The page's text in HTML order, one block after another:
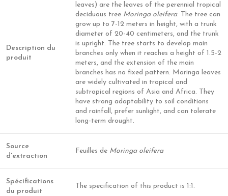
Description du
produit
leaves) are the leaves of the perennial tropical
deciduous tree Moringa oleifera. The tree can
grow up to 7-12 meters in height, with a trunk
diameter of 20-40 centimeters, and the trunk
is upright. The tree starts to develop main
branches only when it reaches a height of 1.5-2
meters, and the extension of the main
branches has no fixed pattern. Moringa leaves
are widely cultivated in tropical and
subtropical regions of Asia and Africa. They
have strong adaptability to soil conditions
and rainfall, prefer sunlight, and can tolerate
long-term drought.
Source
d'extraction
Feuilles de Moringa oleifera
Spécifications
du produit
The specification of this product is 1:1.